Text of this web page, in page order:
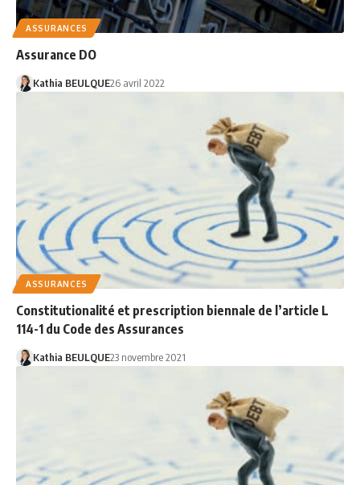
ASSURANCES
Assurance DO
Kathia BEULQUE26 avril 2022
ASSURANCES
Constitutionalité et prescription biennale de l’article L
114-1 du Code des Assurances
Kathia BEULQUE23 novembre 2021